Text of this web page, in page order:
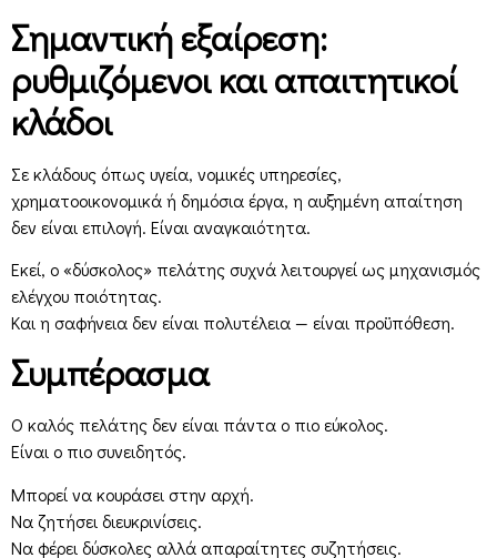
Σημαντική εξαίρεση:
ρυθμιζόμενοι και απαιτητικοί
κλάδοι
Σε κλάδους όπως υγεία, νομικές υπηρεσίες,
χρηματοοικονομικά ή δημόσια έργα, η αυξημένη απαίτηση
δεν είναι επιλογή. Είναι αναγκαιότητα.
Εκεί, ο «δύσκολος» πελάτης συχνά λειτουργεί ως μηχανισμός
ελέγχου ποιότητας.
Και η σαφήνεια δεν είναι πολυτέλεια — είναι προϋπόθεση.
Συμπέρασμα
Ο καλός πελάτης δεν είναι πάντα ο πιο εύκολος.
Είναι ο πιο συνειδητός.
Μπορεί να κουράσει στην αρχή.
Να ζητήσει διευκρινίσεις.
Να φέρει δύσκολες αλλά απαραίτητες συζητήσεις.